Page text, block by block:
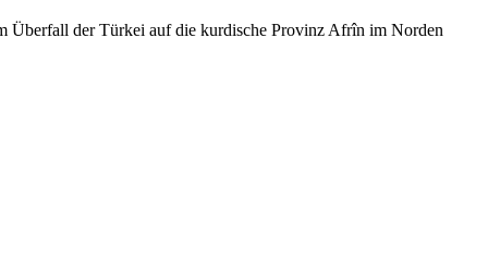
Überfall der Türkei auf die kurdische Provinz Afrîn im Norden